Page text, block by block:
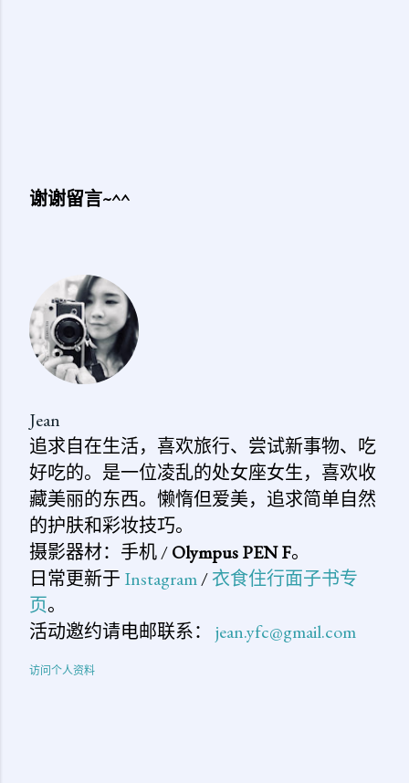
论
谢谢留言~^^
Jean
追求自在生活，喜欢旅行、尝试新事物、吃
好吃的。是一位凌乱的处女座女生，喜欢收
藏美丽的东西。懒惰但爱美，追求简单自然
的护肤和彩妆技巧。
摄影器材：手机 /Olympus PEN F。
日常更新于 Instagram/衣食住行面子书专
页。
活动邀约请电邮联系： jean.yfc@gmail.com
访问个人资料